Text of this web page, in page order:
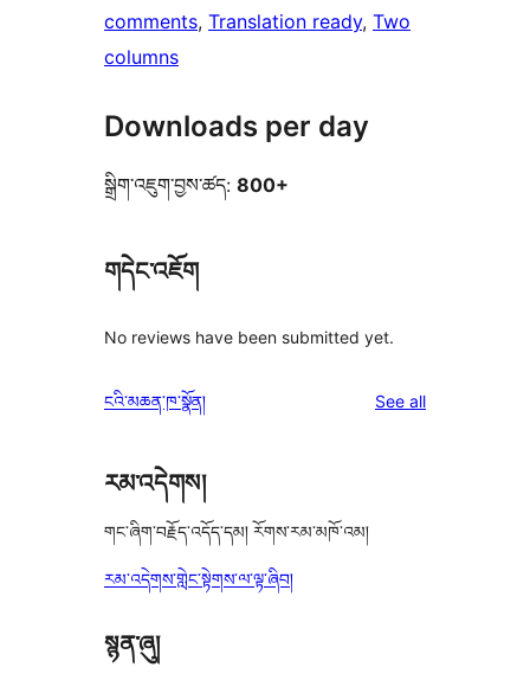
comments, Translation ready, Two
columns
Downloads per day
སྒྲིག་འཇུག་བྱས་ཚད: 800+
གདེང་འཇོག
No reviews have been submitted yet.
ངའི་མཆན་ཁ་སྣོན། See allreviews
རམ་འདེགས།
གང་ཞིག་བརྗོད་འདོད་དམ། རོགས་རམ་མཁོ་འམ།
རམ་འདེགས་གླེང་སྟེགས་ལ་ལྟ་ཞིབ།
སྙན་ཞུ།